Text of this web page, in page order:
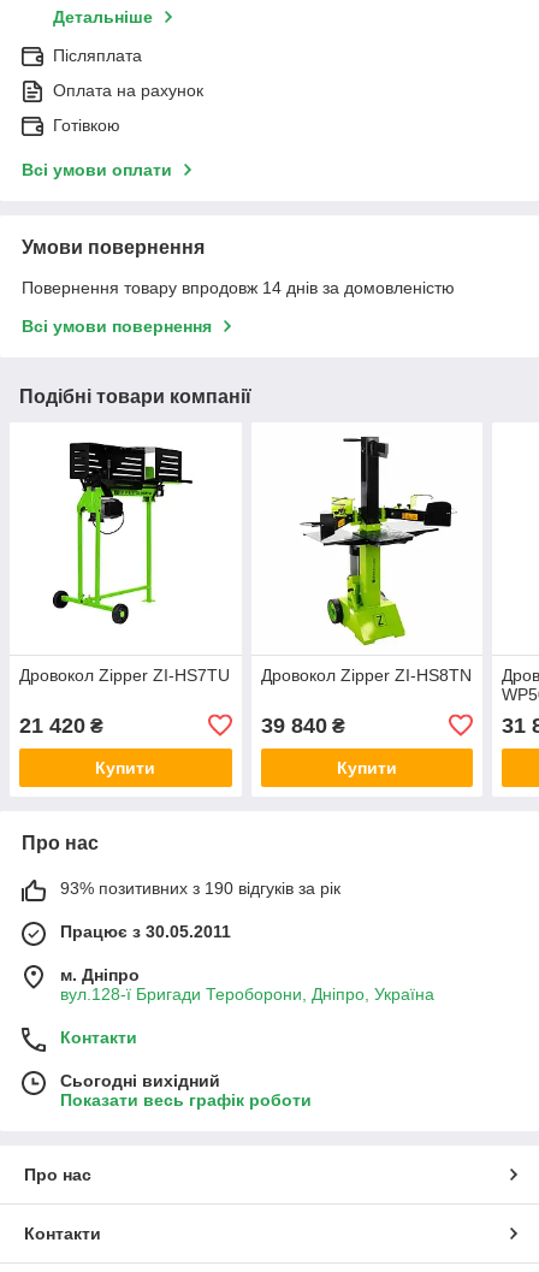
Детальніше
Післяплата
Оплата на рахунок
Готівкою
Всі умови оплати
Умови повернення
Повернення товару впродовж 14 днів за домовленістю
Всі умови повернення
Подібні товари компанії
Дровокол Zipper ZI-HS7TU
21 420 ₴
Купити
Дровокол Zipper ZI-HS8TN
39 840₴
Купити
31
Про нас
93% позитивних з 190 відгуків за рік
Працює з 30.05.2011
м. Дніпро
вул.128-ї Бригади Тероборони, Дніпро, Україна
Контакти
Сьогодні вихідний
Показати весь графік роботи
Про нас
Контакти